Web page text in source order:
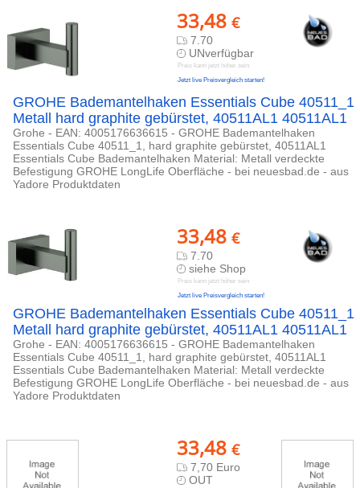
33,48 €
7.70
UNverfügbar
Preis kann jetzt höher sein
Jetzt live Preisvergleich starten!
GROHE Bademantelhaken Essentials Cube 40511_1
Metall hard graphite gebürstet, 40511AL1 40511AL1
Grohe - EAN: 4005176636615 - GROHE Bademantelhaken
Essentials Cube 40511_1, hard graphite gebürstet, 40511AL1
Essentials Cube Bademantelhaken Material: Metall verdeckte
Befestigung GROHE LongLife Oberfläche - bei neuesbad.de - aus
Yadore Produktdaten
33,48 €
7.70
siehe Shop
Preis kann jetzt höher sein
Jetzt live Preisvergleich starten!
GROHE Bademantelhaken Essentials Cube 40511_1
Metall hard graphite gebürstet, 40511AL1 40511AL1
Grohe - EAN: 4005176636615 - GROHE Bademantelhaken
Essentials Cube 40511_1, hard graphite gebürstet, 40511AL1
Essentials Cube Bademantelhaken Material: Metall verdeckte
Befestigung GROHE LongLife Oberfläche - bei neuesbad.de - aus
Yadore Produktdaten
33,48 €
7,70 Euro
OUT